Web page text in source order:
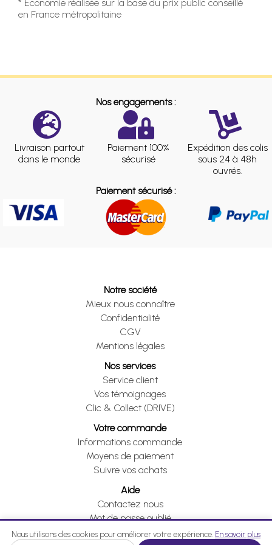
* Economie réalisée sur la base du prix public conseillé
en France métropolitaine
Nos engagements :
Livraison partout
dans le monde
Paiement 100%
sécurisé
Expédition des colis
sous 24 à 48h
ouvrés.
Paiement sécurisé :
Notre société
Mieux nous connaître
Confidentialité
CGV
Mentions légales
Nos services
Service client
Vos témoignages
Clic & Collect (DRIVE)
Votre commande
Informations commande
Moyens de paiement
Suivre vos achats
Aide
Contactez nous
Mot de passe oublié
Je me rétracte
Nous utilisons des cookies pour améliorer votre expérience. En savoir plus